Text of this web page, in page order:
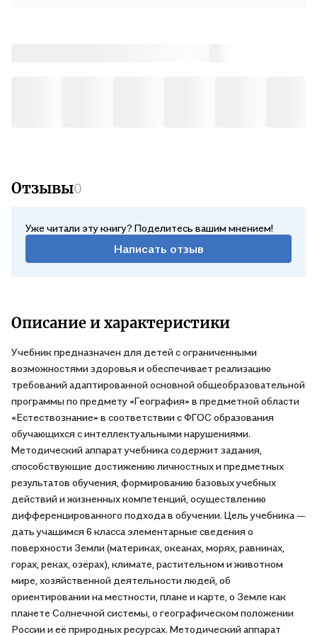
Отзывы0
Уже читали эту книгу? Поделитесь вашим мнением!
Написать отзыв
Описание и характеристики
Учебник предназначен для детей с ограниченными
возможностями здоровья и обеспечивает реализацию
требований адаптированной основной общеобразовательной
программы по предмету «География» в предметной области
«Естествознание» в соответствии с ФГОС образования
обучающихся с интеллектуальными нарушениями.
Методический аппарат учебника содержит задания,
способствующие достижению личностных и предметных
результатов обучения, формированию базовых учебных
действий и жизненных компетенций, осуществлению
дифференцированного подхода в обучении. Цель учебника —
дать учащимся 6 класса элементарные сведения о
поверхности Земли (материках, океанах, морях, равнинах,
горах, реках, озёрах), климате, растительном и животном
мире, хозяйственной деятельности людей, об
ориентировании на местности, плане и карте, о Земле как
планете Солнечной системы, о географическом положении
России и её природных ресурсах. Методический аппарат